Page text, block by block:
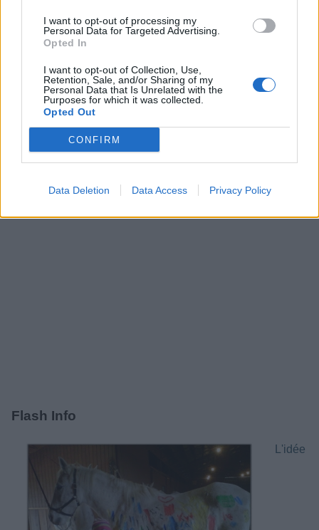
I want to opt-out of processing my
Personal Data for Targeted Advertising.
Opted In
I want to opt-out of Collection, Use,
Retention, Sale, and/or Sharing of my
Personal Data that Is Unrelated with the
Purposes for which it was collected.
Opted Out
CONFIRM
Data Deletion Data Access Privacy Policy
PartagerFacebookPinterest
Astuce
Flash Info
L'idée